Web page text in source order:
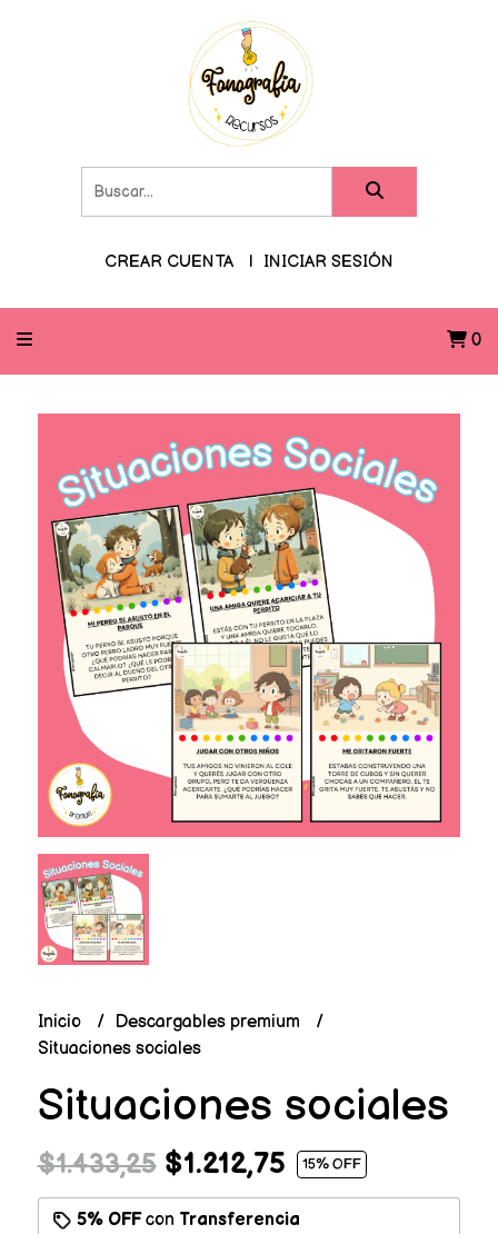
CREAR CUENTA INICIAR SESIÓN
0
Inicio
Descargables premium
Situaciones sociales
Situaciones sociales
$1.433,25$1.212,75 15% OFF
5% OFFcon Transferencia